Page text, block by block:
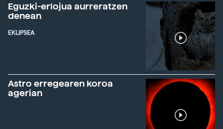
Eguzki-erlojua aurreratzen
denean
EKLIPSEA
Astro erregearen koroa
agerian